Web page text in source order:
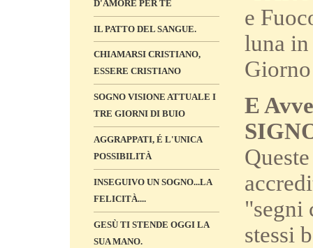
D'AMORE PER TE
IL PATTO DEL SANGUE.
CHIAMARSI CRISTIANO,
ESSERE CRISTIANO
SOGNO VISIONE ATTUALE I
TRE GIORNI DI BUIO
AGGRAPPATI, É L'UNICA
POSSIBILITÀ
INSEGUIVO UN SOGNO...LA
FELICITÀ....
GESÙ TI STENDE OGGI LA
SUA MANO.
e
luna in
E
"segni
stessi